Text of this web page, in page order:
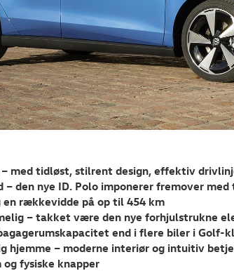
med tidløst, stilrent design, effektiv
– den nye ID. Polo imponerer fremover
rækkevidde på op til 454 km
– takket være den nye forhjulstrukne
end i flere biler i Golf-
hjemme – moderne interiør og intuitiv
fysiske knapper